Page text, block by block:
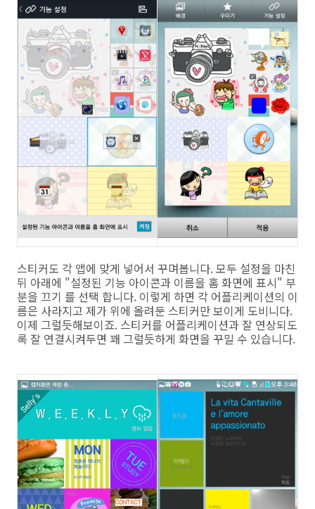
스티커도 각 앱에 맞게 넣어서 꾸며봅니다. 모두 설정을 마친
뒤 아래에 "설정된 기능 아이콘과 이름을 홈 화면에 표시" 부
분을 끄기 를 선택 합니다. 이렇게 하면 각 어플리케이션의 이
름은 사라지고 제가 위에 올려둔 스티커만 보이게 도비니다.
이제 그럴듯해보이죠. 스티커를 어플리케이션과 잘 연상되도
록 잘 연결시켜두면 꽤 그럴듯하게 화면을 꾸밀 수 있습니다.